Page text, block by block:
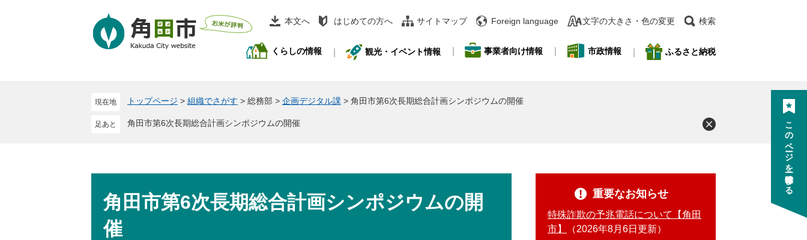
本文へ はじめての方へ サイトマップ Foreign language 文字の大きさ・色の変更 検索
くらしの情報 観光・イベント情報 事業者向け情報 市政情報 ふるさと納税
現在地 トップページ > 組織でさがす > 総務部 > 企画デジタル課 > 角田市第6次長期総合計画シンポジウムの開催
角田市第6次長期総合計画シンポジウムの開催
角田市第6次長期総合計画シンポジウムの開
催
重要なお知らせ
特殊詐欺の予兆電話について【角田
市】
2026年8月6日更新
このページを一時保存する